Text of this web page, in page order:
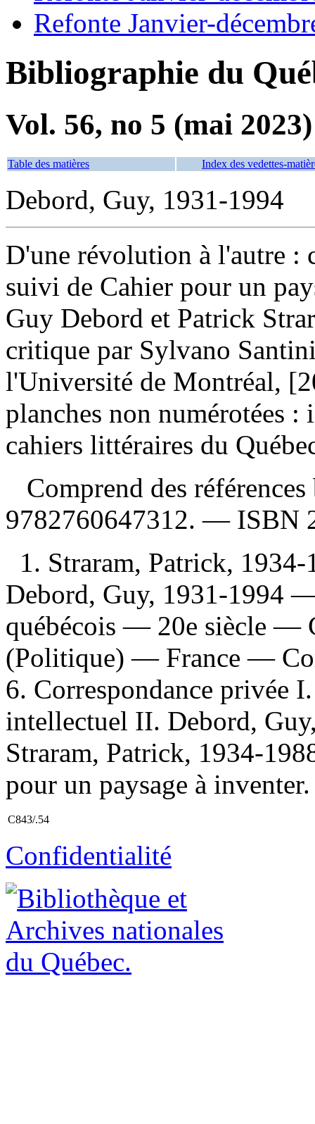
Refonte Janvier-
Bibliographie du
Vol. 56, no 5 (mai 2023)
Table des matières Index des vedettes-
Debord, Guy, 1931-1994
D'une révolution à l'autre :
suivi de Cahier pour un
Guy Debord et Patrick
critique par Sylvano
l'Université de Montréal,
planches non
cahiers littéraires du
Comprend des
9782760647312. — ISBN
1. Straram, Patrick,
Debord, Guy, 1931-1994
québécois — 20e siècle —
(Politique) — France —
6. Correspondance privée
intellectuel II. Debord,
Straram, Patrick, 1934-
pour un paysage à inventer.
C843/.54
Confidentialité